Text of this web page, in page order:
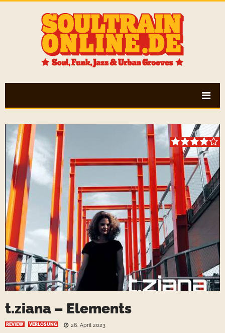
t.ziana – Elements
REVIEW VERLOSUNG 26. April 2023